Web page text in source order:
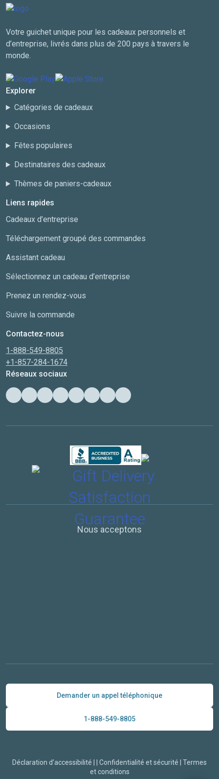
Votre guichet unique pour les cadeaux personnels et
d’entreprise, livrés dans plus de 200 pays à travers le
monde.
Explorer
Catégories de cadeaux
Occasions
Fêtes populaires
Destinataires des cadeaux
Thèmes de paniers-cadeaux
Liens rapides
Cadeaux d’entreprise
Téléchargement groupé des commandes
Assistant cadeau
Sélectionnez un cadeau d’entreprise
Prenez un rendez-vous
Suivre la commande
Contactez-nous
1-888-549-8805
+1-857-284-1674
Réseaux sociaux
Nous acceptons
Demander un appel téléphonique
1-888-549-8805
Déclaration d’accessibilité Confidentialité et sécurité
Termes
et conditions